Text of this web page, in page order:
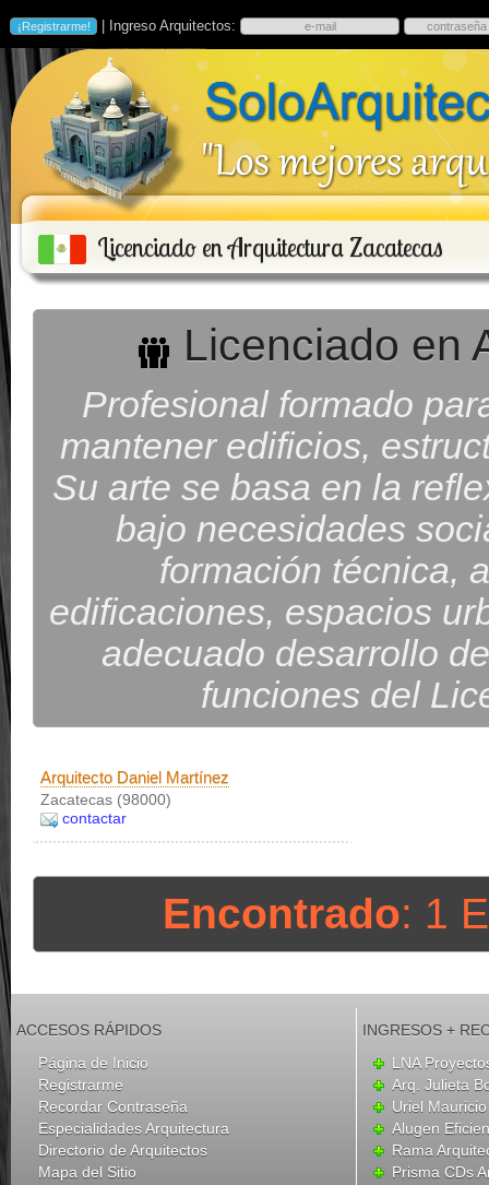
| Ingreso Arquitectos:
Licenciado en Arquitectura Zacatecas
Licenciado en
Profesional formado
mantener edificios,
Su arte se basa en la
bajo necesidades
formación técnica,
edificaciones, espacios
adecuado desarrollo
funciones del
Arquitecto Daniel Martínez
Zacatecas (98000)
contactar
Encontrado: 1
ACCESOS RÁPIDOS
Página de Inicio
Registrarme
Recordar Contraseña
Especialidades Arquitectura
Directorio de Arquitectos
Mapa del Sitio
INGRESOS +
LNA
Arq. Julieta
Uriel
Alugen
Rama
Prisma CDs